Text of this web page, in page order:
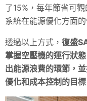
了15%，每年節省可
系統在能源優化方面的
透過以上方式， 復盛
掌握空壓機的運行狀態
出能源浪費的環節，
優化和成本控制的目標